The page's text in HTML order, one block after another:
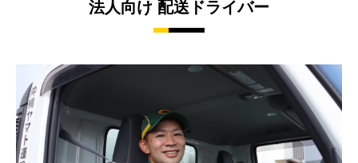
法人向け 配送ドライバー